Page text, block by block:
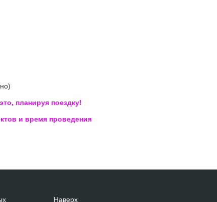
планируя поездку!
и время проведения
Наверх